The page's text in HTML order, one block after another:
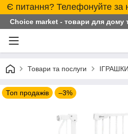
Є питання? Телефонуйте за
Choice market - товари для дому
Товари та послуги
Топ продажів –3%